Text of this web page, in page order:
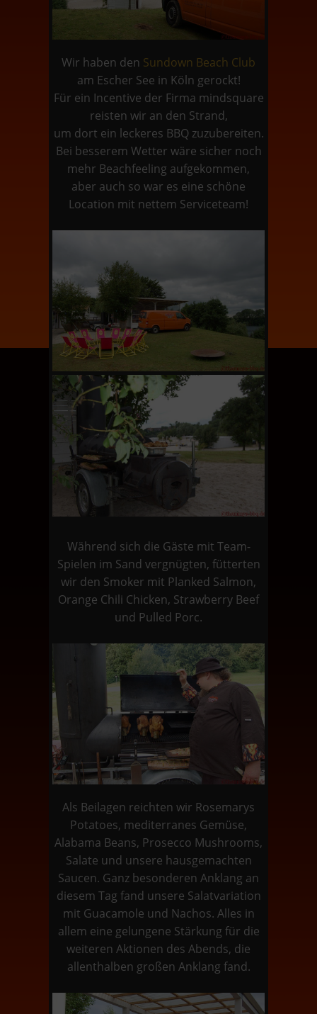
Wir haben den Sundown Beach Club
am Escher See in Köln gerockt!
Für ein Incentive der Firma mindsquare
reisten wir an den Strand,
um dort ein leckeres BBQ zuzubereiten.
Bei besserem Wetter wäre sicher noch
mehr Beachfeeling aufgekommen,
aber auch so war es eine schöne
Location mit nettem Serviceteam!
Während sich die Gäste mit Team-
Spielen im Sand vergnügten, fütterten
wir den Smoker mit Planked Salmon,
Orange Chili Chicken, Strawberry Beef
und Pulled Porc.
Als Beilagen reichten wir Rosemarys
Potatoes, mediterranes Gemüse,
Alabama Beans, Prosecco Mushrooms,
Salate und unsere hausgemachten
Saucen. Ganz besonderen Anklang an
diesem Tag fand unsere Salatvariation
mit Guacamole und Nachos. Alles in
allem eine gelungene Stärkung für die
weiteren Aktionen des Abends, die
allenthalben großen Anklang fand.